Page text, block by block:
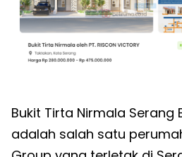
Bukit Tirta Nirmala Serang
adalah salah satu